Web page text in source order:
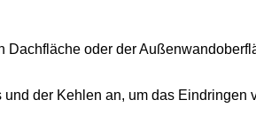
oder der
der Kehlen an, um das Eindringen